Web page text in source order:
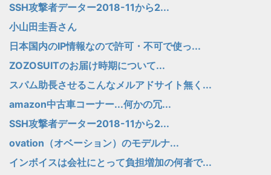
SSH攻撃者データー2018-11から2...
小山田圭吾さん
日本国内のIP情報なので許可・不可で使っ...
ZOZOSUITのお届け時期について...
スパム助長させるこんなメルアドサイト無く...
amazon中古車コーナー...何かの冗...
SSH攻撃者データー2018-11から2...
ovation（オベーション）のモデルナ...
インボイスは会社にとって負担増加の何者で...